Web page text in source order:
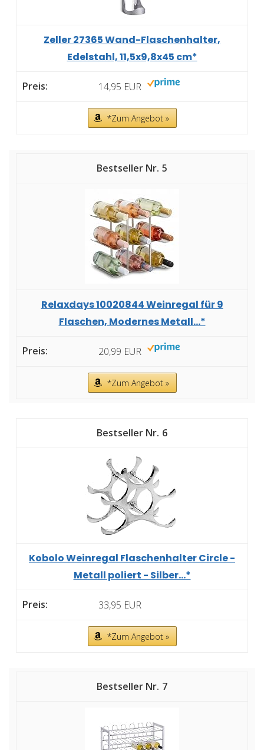
Zeller 27365 Wand-Flaschenhalter,
Edelstahl, 11,5x9,8x45 cm*
14,95 EUR
*Zum Angebot »
5
Relaxdays 10020844 Weinregal für 9
Flaschen, Modernes Metall...*
20,99 EUR
*Zum Angebot »
6
Kobolo Weinregal Flaschenhalter Circle -
Metall poliert - Silber...*
33,95 EUR
*Zum Angebot »
7